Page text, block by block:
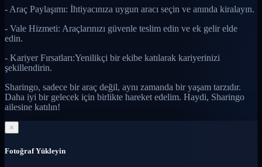
- Araç Paylaşımı: İhtiyacınıza uygun aracı seçin ve anında kiralayın.
- Vale Hizmeti: Araçlarınızı güvenle teslim edin ve ek gelir elde
edin.
- Kariyer Fırsatları:Yenilikçi bir ekibe katılarak kariyerinizi
şekillendirin.
Sharingo, sadece bir araç değil, aynı zamanda bir yaşam tarzıdır.
Daha iyi bir gelecek için birlikte hareket edelim. Haydi, Sharingo
ailesine katılın!
×
Fotoğraf Yükleyin